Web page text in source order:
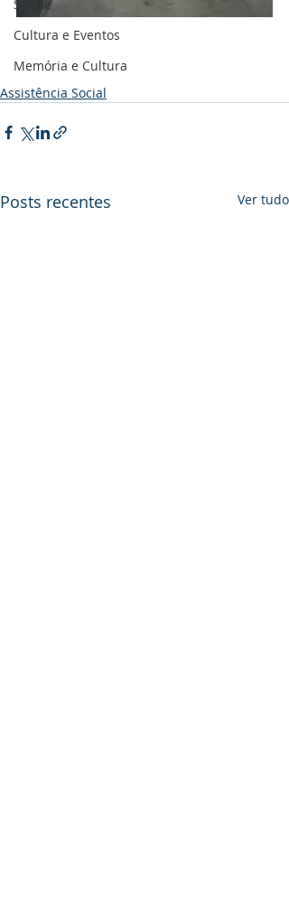
Saúde
Cultura e Eventos
Memória e Cultura
Assistência Social
Posts recentes Ver tudo